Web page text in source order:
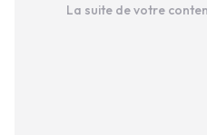
La suite de votre